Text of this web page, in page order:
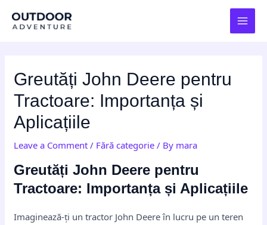
Greutăți John Deere pentru
Tractoare: Importanța și
Aplicațiile
Leave a Comment / Fără categorie / By mara
Greutăți John Deere pentru
Tractoare: Importanța și Aplicațiile
Imaginează-ți un tractor John Deere în lucru pe un teren
navigation